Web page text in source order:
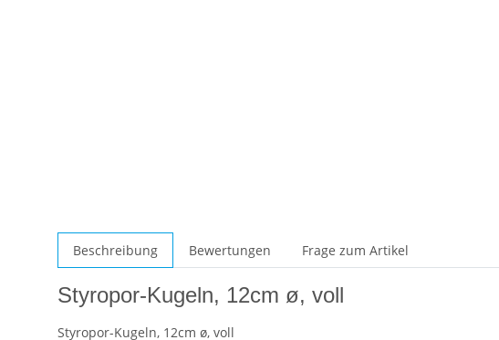
Beschreibung Bewertungen Frage zum Artikel
Styropor-Kugeln, 12cm ø, voll
Styropor-Kugeln, 12cm ø, voll